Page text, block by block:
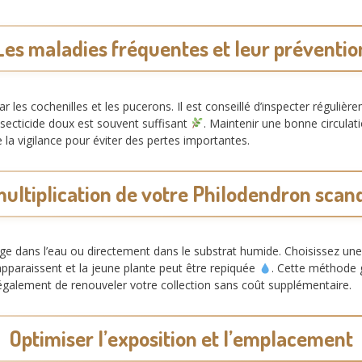
maladies fréquentes et leur
les cochenilles et les pucerons. Il est conseillé d’inspecter
doux est souvent suffisant
. Maintenir une bonne
la vigilance pour éviter des pertes importantes.
de votre Philodendron
dans l’eau ou directement dans le substrat humide. Choisissez
et la jeune plante peut être repiquée
. Cette méthode
de renouveler votre collection sans coût supplémentaire.
Optimiser l’exposition et l’emplacement